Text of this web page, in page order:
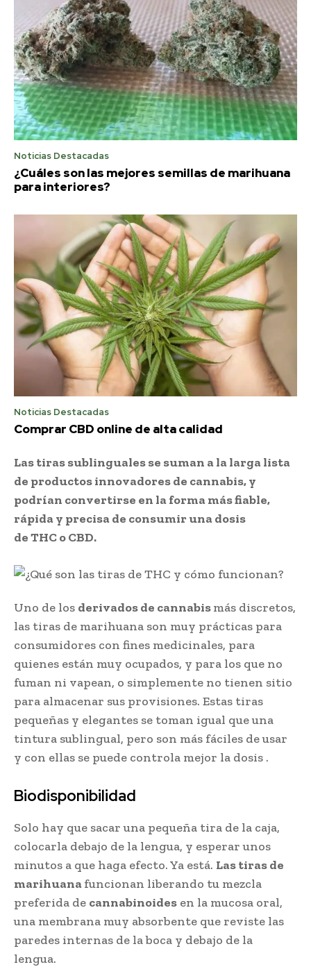
Noticias Destacadas
¿Cuáles son las mejores semillas de marihuana
para interiores?
Noticias Destacadas
Comprar CBD online de alta calidad
Las tiras sublinguales se suman a la larga lista
de productos innovadores de cannabis, y
podrían convertirse en la forma más fiable,
rápida y precisa de consumir una dosis
de THC o CBD.
Uno de los derivados de cannabismás discretos,
las tiras de marihuana son muy prácticas para
consumidores con fines medicinales, para
quienes están muy ocupados, y para los que no
fuman ni vapean, o simplemente no tienen sitio
para almacenar sus provisiones. Estas tiras
pequeñas y elegantes se toman igual que una
tintura sublingual, pero son más fáciles de usar
y con ellas se puede controla mejor la dosis .
Biodisponibilidad
Solo hay que sacar una pequeña tira de la caja,
colocarla debajo de la lengua, y esperar unos
minutos a que haga efecto. Ya está. Las tiras de
marihuanafuncionan liberando tu mezcla
preferida de cannabinoides en la mucosa oral,
una membrana muy absorbente que reviste las
paredes internas de la boca y debajo de la
lengua.